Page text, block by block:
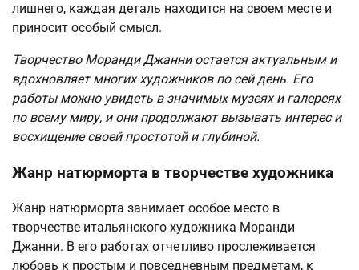
лишнего, каждая деталь находится на своем месте и
приносит особый смысл.
Творчество Моранди Джанни остается актуальным и
вдохновляет многих художников по сей день. Его
работы можно увидеть в значимых музеях и галереях
по всему миру, и они продолжают вызывать интерес и
восхищение своей простотой и глубиной.
Жанр натюрморта в творчестве художника
Жанр натюрморта занимает особое место в
творчестве итальянского художника Моранди
Джанни. В его работах отчетливо прослеживается
любовь к простым и повседневным предметам, к